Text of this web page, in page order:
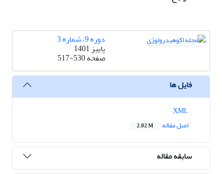
دوره 9، شماره 3
پاییز 1401
صفحه517-530
فایل ها
اصل مقاله
2.02 M
سابقه مقاله